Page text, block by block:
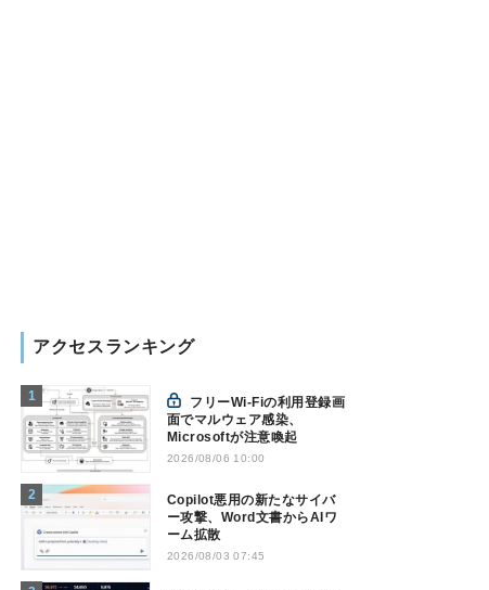
アクセスランキング
面でマルウェア感染、
Microsoftが注意喚起
2026/08/06 10:00
Copilot悪用の新たなサイバ
ー攻撃、Word文書からAIワ
ーム拡散
2026/08/03 07:45